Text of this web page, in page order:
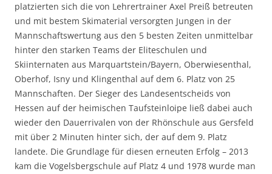
platzierten sich die von Lehrertrainer Axel Preiß betreuten
und mit bestem Skimaterial versorgten Jungen in der
Mannschaftswertung aus den 5 besten Zeiten unmittelbar
hinter den starken Teams der Eliteschulen und
Skiinternaten aus Marquartstein/Bayern, Oberwiesenthal,
Oberhof, Isny und Klingenthal auf dem 6. Platz von 25
Mannschaften. Der Sieger des Landesentscheids von
Hessen auf der heimischen Taufsteinloipe ließ dabei auch
wieder den Dauerrivalen von der Rhönschule aus Gersfeld
mit über 2 Minuten hinter sich, der auf dem 9. Platz
landete. Die Grundlage für diesen erneuten Erfolg – 2013
kam die Vogelsbergschule auf Platz 4 und 1978 wurde man